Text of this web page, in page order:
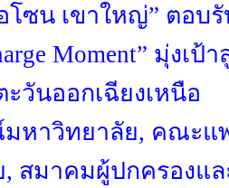
โซน เขาใหญ่” ตอบ
Moment” มุ่งเป้
วันออกเฉียงเหนือ
หาวิทยาลัย, คณะแ
สมาคมผู้ปกครองแล